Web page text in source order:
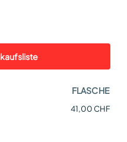
FLASCHE
41,00 CHF